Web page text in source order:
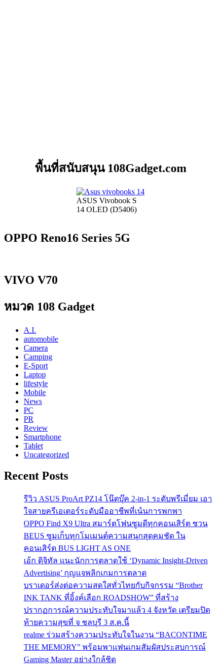
พื้นที่สนับสนุน 108Gadget.com
ASUS Vivobook S
14 OLED (D5406)
OPPO Reno16 Series 5G
VIVO V70
หมวด 108 Gadget
A.I.
automobile
Camera
Camping
E-Sport
Laptop
lifestyle
Mobile
News
PC
PR
Review
Smartphone
Tablet
Uncategorized
Recent Posts
รีวิว ASUS ProArt PZ14 โน๊ตบุ๊ค 2-in-1 ระดับพรีเมี่ยม เอา
ใจสายครีเอเตอร์ระดับมืออาชีพที่เน้นการพกพา
OPPO Find X9 Ultra สมาร์ตโฟนซูมดีทุกคอนเสิร์ต ชวน
BEUS ซูมเก็บทุกโมเมนต์ความสนุกสุดคมชัด ใน
คอนเสิร์ต BUS LIGHT AS ONE
เอ้ก ดิจิทัล แนะนักการตลาดใช้ ‘Dynamic Insight-Driven
Advertising’ กุญแจพลิกเกมการตลาด
บราเดอร์ส่งต่อความสดใสทั่วไทยกับกิจกรรม “Brother
INK TANK ที่อิ้งค์เลือก ROADSHOW” ที่สร้าง
ปรากฏการณ์ความประทับใจมาแล้ว 4 จังหวัด เตรียมปิด
ท้ายความสุขที่ จ ชลบุรี 3 ส.ค.นี้
realme ร่วมสร้างความประทับใจในงาน “BACONTIME
THE MEMORY” พร้อมพาแฟนเกมสัมผัสประสบการณ์
Gaming Master อย่างใกล้ชิด